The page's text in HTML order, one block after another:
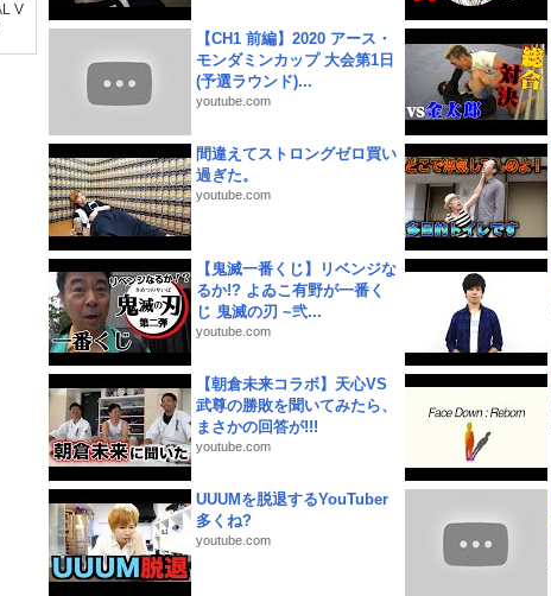
V
【CH1 前編】2020 アース・
モンダミンカップ 大会第1日
(予選ラウンド)...
youtube.com
間違えてストロングゼロ買い
過ぎた。
youtube.com
【鬼滅一番くじ】リベンジな
るか!? よゐこ有野が一番く
じ 鬼滅の刃 ~弐...
youtube.com
【朝倉未来コラボ】天心VS
武尊の勝敗を聞いてみたら、
まさかの回答が!!!
youtube.com
UUUMを脱退するYouTuber
多くね?
youtube.com